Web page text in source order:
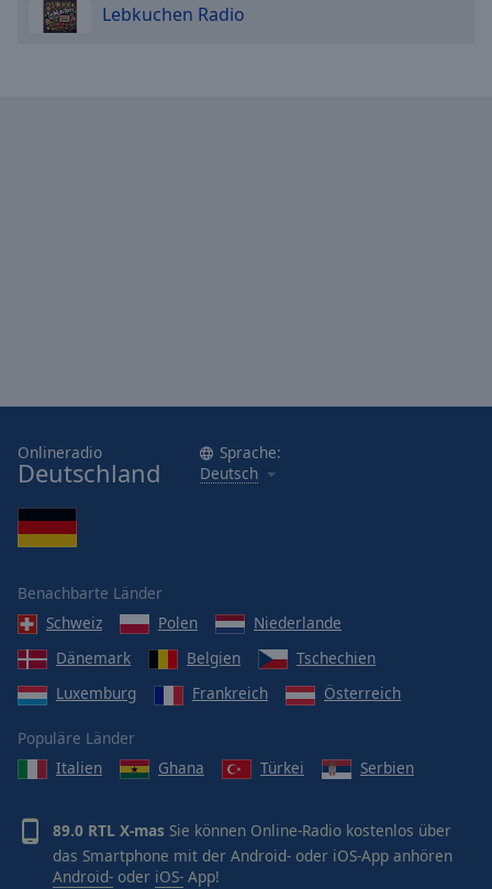
Lebkuchen Radio
Onlineradio
Deutschland
Sprache:
Deutsch
Benachbarte Länder
Schweiz
Polen
Niederlande
Dänemark
Belgien
Tschechien
Luxemburg
Frankreich Österreich
Populäre Länder
Italien
Ghana Türkei Serbien
89.0 RTL X-mas Sie können Online-Radio kostenlos über
das Smartphone mit der Android- oder iOS-App anhören
Android- oder iOS- App!